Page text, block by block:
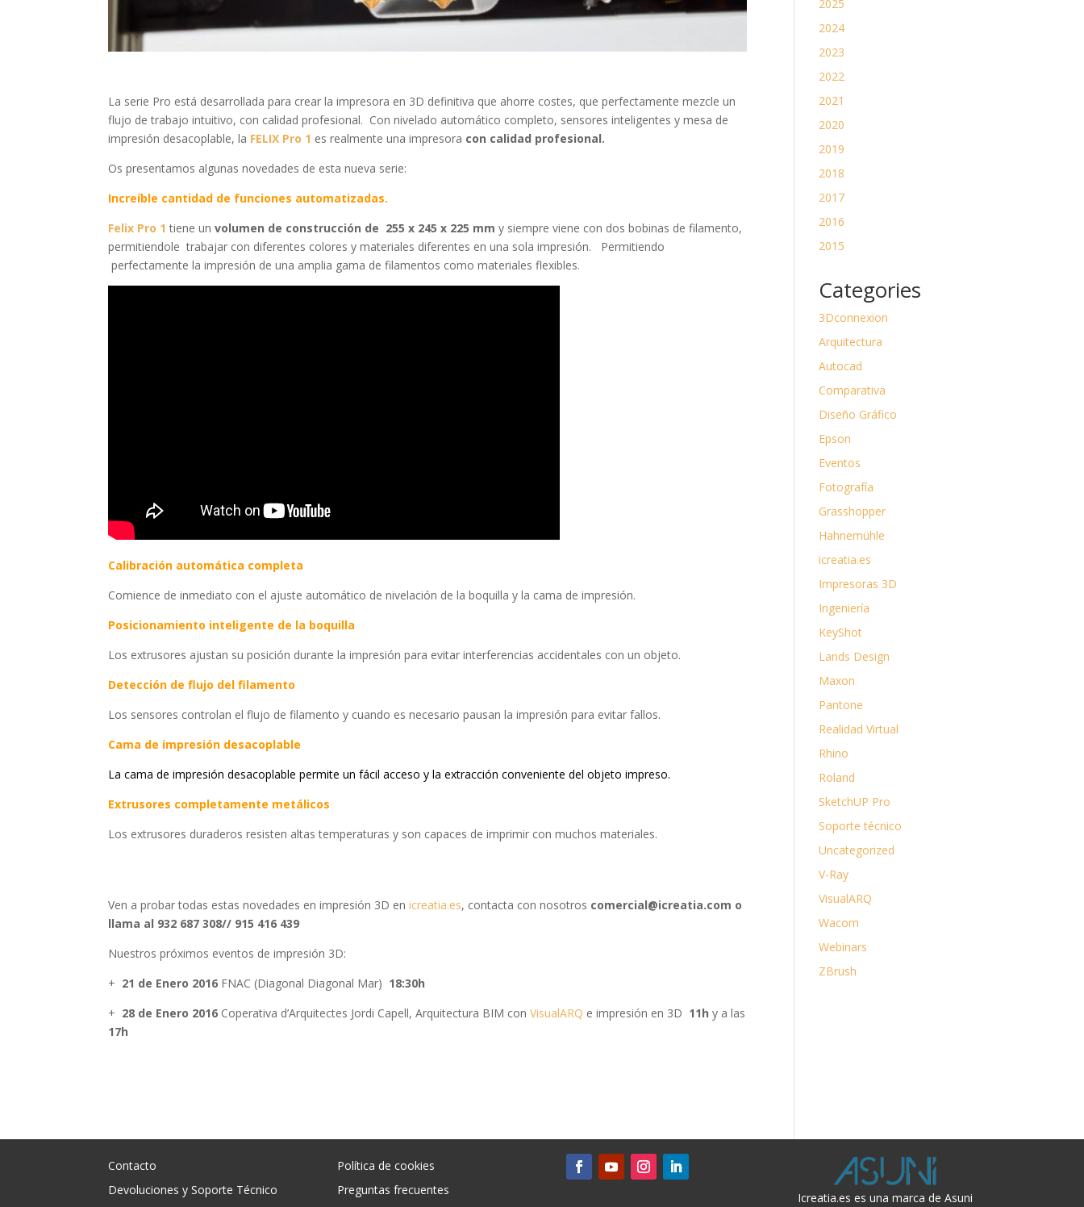
La serie Pro está desarrollada para crear la impresora en 3D definitiva que ahorre costes, que perfectamente mezcle un
flujo de trabajo intuitivo, con calidad profesional. Con nivelado automático completo, sensores inteligentes y mesa de
impresión desacoplable, la FELIX Pro 1 es realmente una impresora con calidad profesional.
Os presentamos algunas novedades de esta nueva serie:
Increíble cantidad de funciones automatizadas.
Felix Pro 1 tiene unvolumen de construcción de 255 x 245 x 225 mm y siempre viene con dos bobinas de filamento,
permitiendole trabajar con diferentes colores y materiales diferentes en una sola impresión. Permitiendo
perfectamente la impresión de una amplia gama de filamentos como materiales flexibles.
Calibración automática completa
Comience de inmediato con el ajuste automático de nivelación de la boquilla y la cama de impresión.
Posicionamiento inteligente de la boquilla
Los extrusores ajustan su posición durante la impresión para evitar interferencias accidentales con un objeto.
Detección de flujo del filamento
Los sensores controlan el flujo de filamento y cuando es necesario pausan la impresión para evitar fallos.
Cama de impresión desacoplable
La cama de impresión desacoplable permite un fácil acceso y la extracción conveniente del objeto impreso.
Extrusores completamente metálicos
Los extrusores duraderos resisten altas temperaturas y son capaces de imprimir con muchos materiales.
Ven a probar todas estas novedades en impresión 3D enicreatia.es, contacta con nosotros comercial@icreatia.com o
llama al 932 687 308// 915 416 439
Nuestros próximos eventos de impresión 3D:
+ 21 de Enero 2016 FNAC (Diagonal Diagonal Mar) 18:30h
+ 28 de Enero 2016 Coperativa d’Arquitectes Jordi Capell, Arquitectura BIM conVisualARQ e impresión en 3D 11hy a las
17h
2025
2024
2023
2022
2021
2020
2019
2018
2017
2016
2015
Categories
3Dconnexion
Arquitectura
Autocad
Comparativa
Diseño Gráfico
Epson
Eventos
Fotografía
Grasshopper
Hahnemühle
icreatia.es
Impresoras 3D
Ingeniería
KeyShot
Lands Design
Maxon
Pantone
Realidad Virtual
Rhino
Roland
SketchUP Pro
Soporte técnico
Uncategorized
V-Ray
VisualARQ
Wacom
Webinars
ZBrush
Contacto
Devoluciones y Soporte Técnico
Política de cookies
Preguntas frecuentes
Icreatia.es es una marca de Asuni